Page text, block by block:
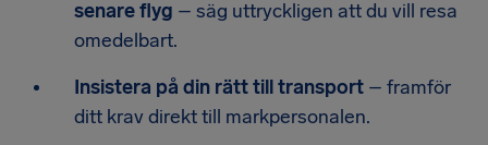
senare flyg – säg uttryckligen att du vill resa
omedelbart.
Insistera på din rätt till transport – framför
ditt krav direkt till markpersonalen.